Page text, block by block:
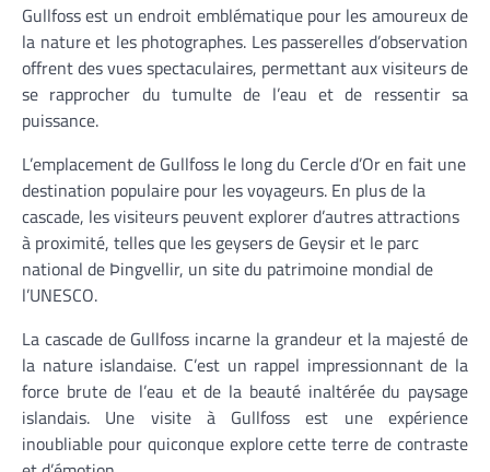
Gullfoss est un endroit emblématique pour les amoureux de
la nature et les photographes. Les passerelles d’observation
offrent des vues spectaculaires, permettant aux visiteurs de
se rapprocher du tumulte de l’eau et de ressentir sa
puissance.
L’emplacement de Gullfoss le long du Cercle d’Or en fait une
destination populaire pour les voyageurs. En plus de la
cascade, les visiteurs peuvent explorer d’autres attractions
à proximité, telles que les geysers de Geysir et le parc
national de Þingvellir, un site du patrimoine mondial de
l’UNESCO.
La cascade de Gullfoss incarne la grandeur et la majesté de
la nature islandaise. C’est un rappel impressionnant de la
force brute de l’eau et de la beauté inaltérée du paysage
islandais. Une visite à Gullfoss est une expérience
inoubliable pour quiconque explore cette terre de contraste